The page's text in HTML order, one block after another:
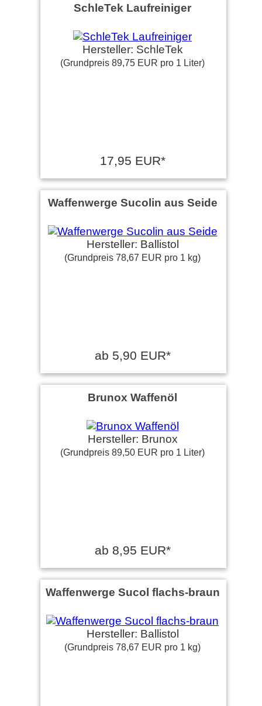
SchleTek Laufreiniger
Hersteller: SchleTek
(Grundpreis 89,75 EUR pro 1 Liter)
17,95 EUR*
Waffenwerge Sucolin aus Seide
Hersteller: Ballistol
(Grundpreis 78,67 EUR pro 1 kg)
ab 5,90 EUR*
Brunox Waffenöl
Hersteller: Brunox
(Grundpreis 89,50 EUR pro 1 Liter)
ab 8,95 EUR*
Waffenwerge Sucol flachs-braun
Hersteller: Ballistol
(Grundpreis 78,67 EUR pro 1 kg)